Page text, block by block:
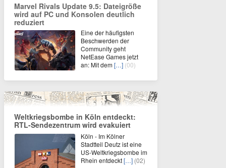
Marvel Rivals Update 9.5: Dateigröße
wird auf PC und Konsolen deutlich
reduziert
Eine der häufigsten
Beschwerden der
Community geht
NetEase Games jetzt
an: Mit dem[…] (00)
Weltkriegsbombe in Köln entdeckt:
RTL-Sendezentrum wird evakuiert
Köln - Im Kölner
Stadtteil Deutz ist eine
US-Weltkriegsbombe im
Rhein entdeckt[…] (02)